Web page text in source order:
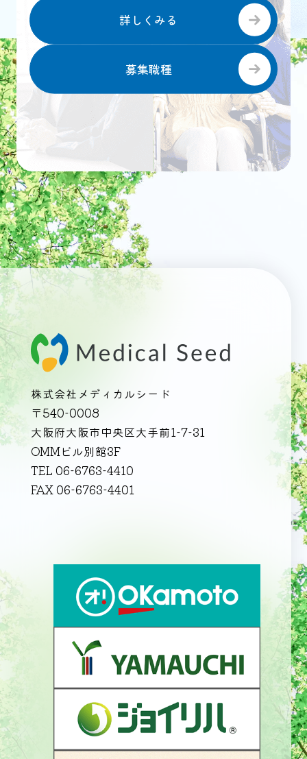
詳しくみる
募集職種
株式会社メディカルシード
〒540-0008
大阪府大阪市中央区大手前1-7-31
OMMビル別館3F
TEL 06-6763-4410
FAX 06-6763-4401